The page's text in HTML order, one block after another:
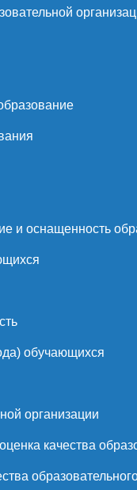
и оснащенность
обучающихся
организации
качества